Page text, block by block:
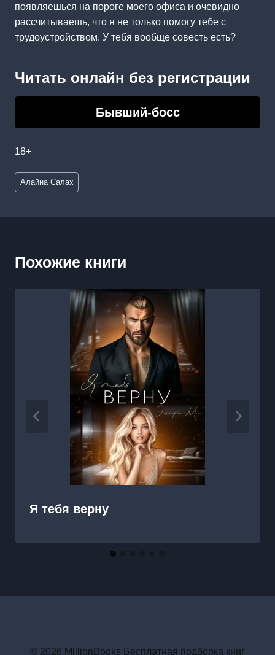
появляешься на пороге моего офиса и очевидно
рассчитываешь, что я не только помогу тебе с
трудоустройством. У тебя вообще совесть есть?
Читать онлайн без регистрации
Бывший-босс
18+
Метки
записи:
Алайна Салах
Похожие книги
Я тебя верну
© 2026 MillionBooks Бесплатная подборка книг